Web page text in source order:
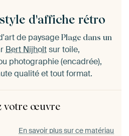
d'affiche rétro
de paysage Plage dans un
Bert Nijholtsur toile,
photographie (encadrée),
qualité et tout format.
votre œuvre
En savoir plus sur ce matériau